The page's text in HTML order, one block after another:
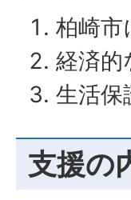
柏崎市
経済的
生活保
支援の